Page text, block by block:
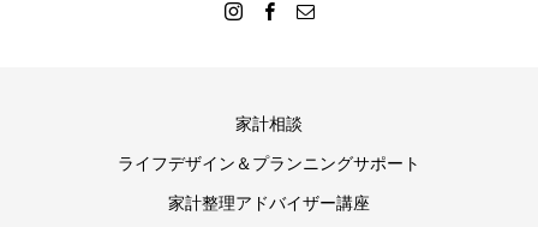
家計相談
ライフデザイン＆プランニングサポート
家計整理アドバイザー講座